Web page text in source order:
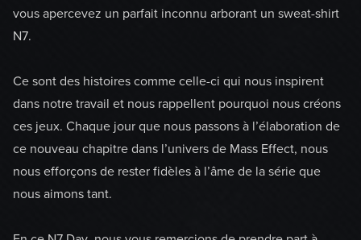
vous apercevez un parfait inconnu arborant un sweat-shirt
N7.
Ce sont des histoires comme celle-ci qui nous inspirent
dans notre travail et nous rappellent pourquoi nous créons
ces jeux. Chaque jour que nous passons à l’élaboration de
ce nouveau chapitre dans l’univers de Mass Effect, nous
nous efforçons de rester fidèles à l’âme de la série que
nous aimons tant.